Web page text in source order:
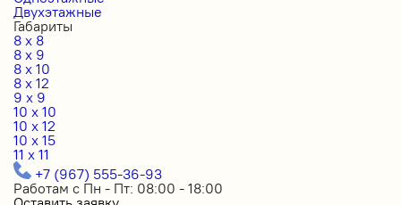
Двухэтажные
Габариты
8 x 8
8 x 9
8 x 10
8 x 12
9 x 9
10 x 10
10 x 12
10 x 15
11 x 11
+7 (967) 555-36-93
Работам с Пн - Пт: 08:00 - 18:00